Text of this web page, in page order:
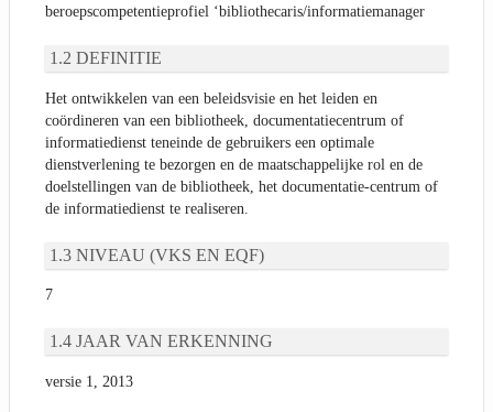
beroepscompetentieprofiel ‘bibliothecaris/informatiemanager
DEFINITIE
Het ontwikkelen van een beleidsvisie en het leiden en
coördineren van een bibliotheek, documentatiecentrum of
informatiedienst teneinde de gebruikers een optimale
dienstverlening te bezorgen en de maatschappelijke rol en de
doelstellingen van de bibliotheek, het documentatie-centrum of
de informatiedienst te realiseren.
NIVEAU (VKS EN EQF)
7
JAAR VAN ERKENNING
versie 1, 2013